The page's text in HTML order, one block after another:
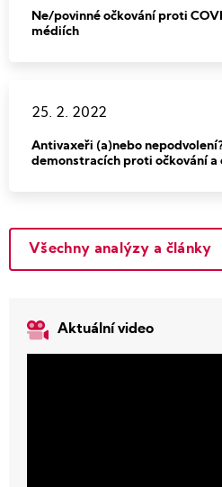
Ne/povinné očkování proti
médiích
25. 2. 2022
Antivaxeři (a)nebo
demonstracích proti očkování a
Všechny analýzy a články
Aktuální video